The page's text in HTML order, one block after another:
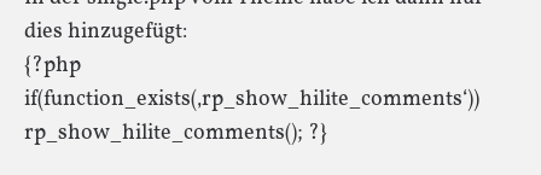
dies hinzugefügt:
{?php
if(function_exists(‚rp_show_hilite_comments‘))
rp_show_hilite_comments(); ?}